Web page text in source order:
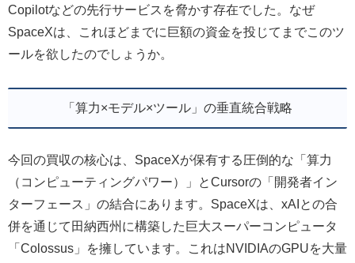
Copilotなどの先行サービスを脅かす存在でした。なぜ
SpaceXは、これほどまでに巨額の資金を投じてまでこのツ
ールを欲したのでしょうか。
「算力×モデル×ツール」の垂直統合戦略
今回の買収の核心は、SpaceXが保有する圧倒的な「算力
（コンピューティングパワー）」とCursorの「開発者イン
ターフェース」の結合にあります。SpaceXは、xAIとの合
併を通じて田納西州に構築した巨大スーパーコンピュータ
「Colossus」を擁しています。これはNVIDIAのGPUを大量